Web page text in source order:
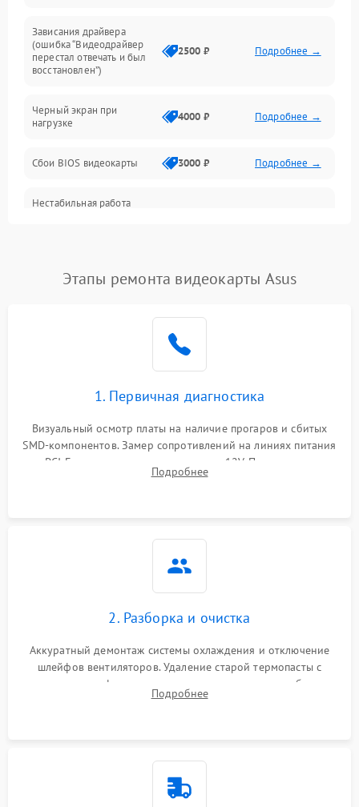
Интерфейсные и коммуникационные проблемы
Электропитание
ПО
Электронные компоненты
Общие поломки
Механические повреждения
Зависания драйвера
(ошибка “Видеодрайвер
перестал отвечать и был
восстановлен”)
2500 ₽ Подробнее →
Черный экран при
нагрузке
4000 ₽ Подробнее →
Сбои BIOS видеокарты 3000 ₽ Подробнее →
Нестабильная работа
Этапы ремонта видеокарты Asus
1. Первичная диагностика
Визуальный осмотр платы на наличие прогаров и сбитых
SMD-компонентов. Замер сопротивлений на линиях питания
PCI-E и дополнительных разъемах 12V. Проверка на
короткое замыкание основных дросселей питания GPU и
Подробнее
2. Разборка и очистка
Аккуратный демонтаж системы охлаждения и отключение
шлейфов вентиляторов. Удаление старой термопасты с
кристалла графического чипа и термопрокладок с банок
памяти и зоны VRM. Очистка платы от пыли и окислов.
Подробнее